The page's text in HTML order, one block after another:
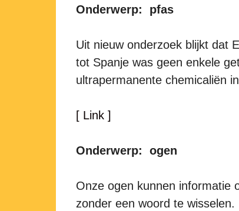
Onderwerp: pfas
Uit nieuw onderzoek blijkt dat
tot Spanje was geen enkele
ultrapermanente chemicaliën
[ Link ]
Onderwerp: ogen
Onze ogen kunnen informatie
zonder een woord te wisselen.